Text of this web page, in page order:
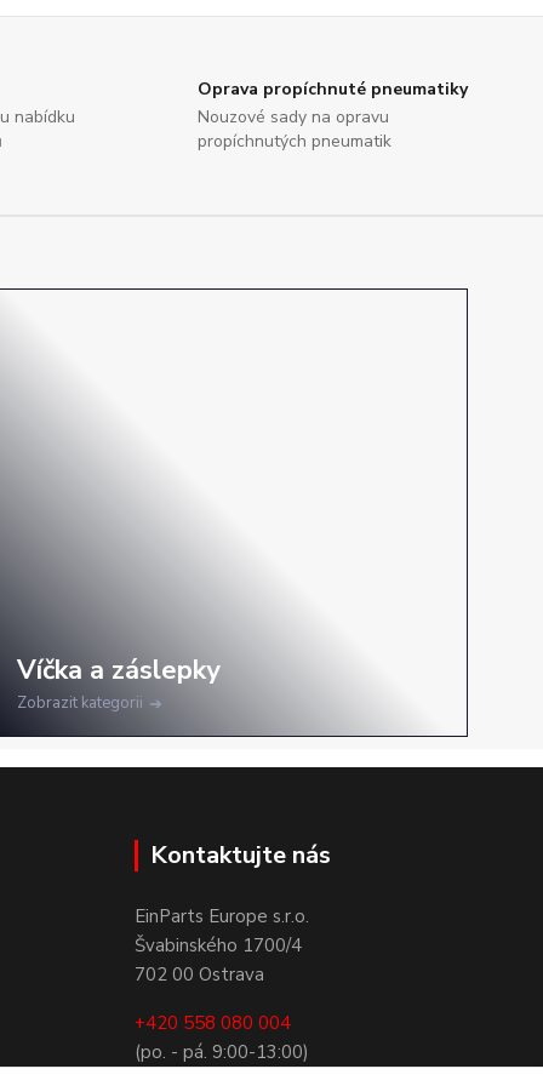
nabídku
Oprava propíchnuté pneumatiky
Nouzové sady na opravu
propíchnutých pneumatik
Zobrazit kategorii
Kontaktujte nás
EinParts Europe s.r.o.
Švabinského 1700/4
702 00 Ostrava
+420 558 080 004
(po. - pá. 9:00-13:00)